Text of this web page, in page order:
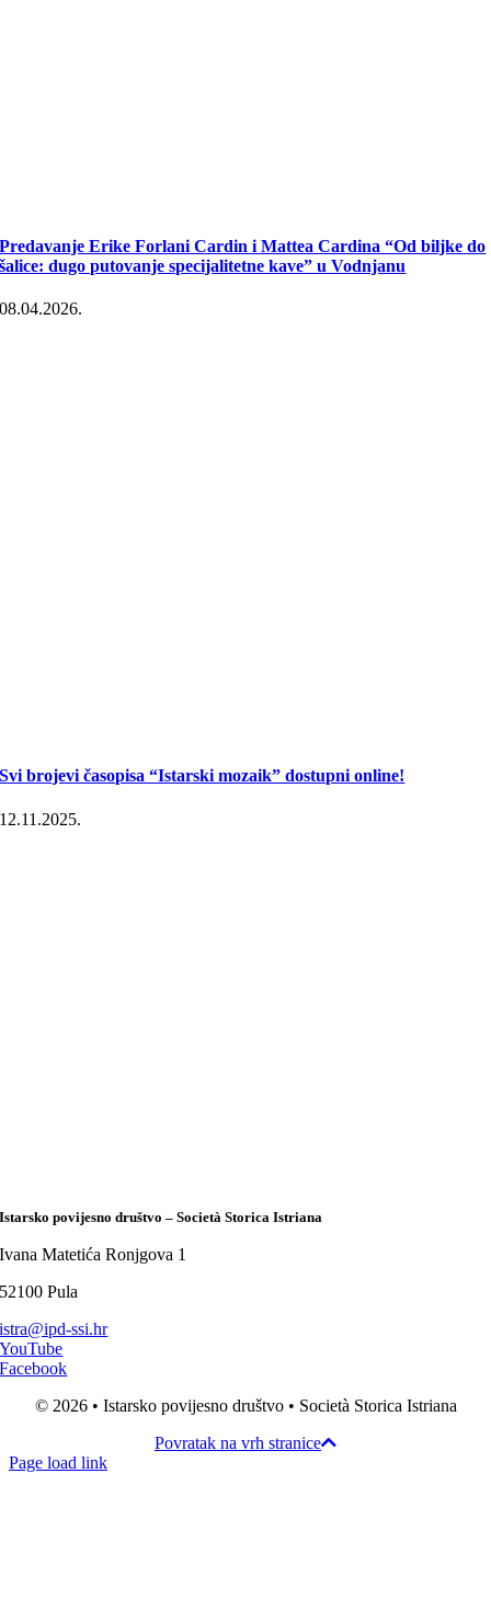
Predavanje Erike Forlani Cardin i Mattea Cardina “Od biljke do
šalice: dugo putovanje specijalitetne kave” u Vodnjanu
08.04.2026.
Svi brojevi časopisa “Istarski mozaik” dostupni online!
12.11.2025.
Istarsko povijesno društvo – Società Storica Istriana
Ivana Matetića Ronjgova 1
52100 Pula
istra@ipd-ssi.hr
YouTube
Facebook
© 2026 • Istarsko povijesno društvo • Società Storica Istriana
Povratak na vrh stranice
Page load link